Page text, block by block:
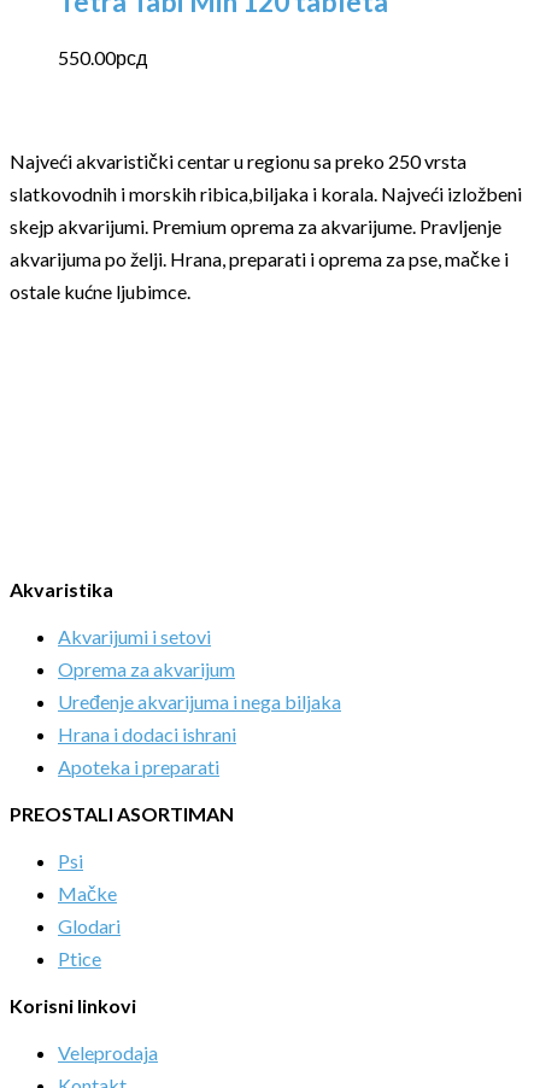
550.00рсд
Najveći akvaristički centar u regionu sa preko 250 vrsta
slatkovodnih i morskih ribica,biljaka i korala. Najveći izložbeni
skejp akvarijumi. Premium oprema za akvarijume. Pravljenje
akvarijuma po želji. Hrana, preparati i oprema za pse, mačke i
ostale kućne ljubimce.
Akvaristika
Akvarijumi i setovi
Oprema za akvarijum
Uređenje akvarijuma i nega biljaka
Hrana i dodaci ishrani
Apoteka i preparati
PREOSTALI ASORTIMAN
Psi
Mačke
Glodari
Ptice
Korisni linkovi
Veleprodaja